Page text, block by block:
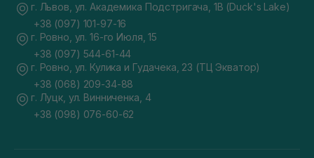
г. Львов, ул. Академика Подстригача, 1В (Duck's Lake)
+38 (097) 101-97-16
г. Ровно, ул. 16-го Июля, 15
+38 (097) 544-61-44
г. Ровно, ул. Кулика и Гудачека, 23 (ТЦ Экватор)
+38 (068) 209-34-88
г. Луцк, ул. Винниченка, 4
+38 (098) 076-60-62